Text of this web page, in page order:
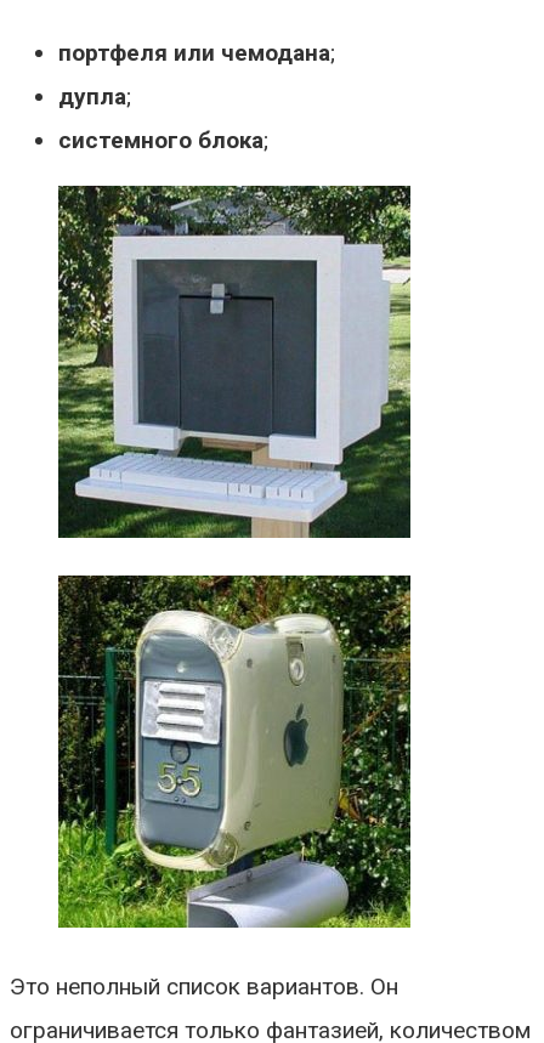
портфеля или чемодана;
дупла;
системного блока;
Это неполный список вариантов. Он
ограничивается только фантазией, количеством